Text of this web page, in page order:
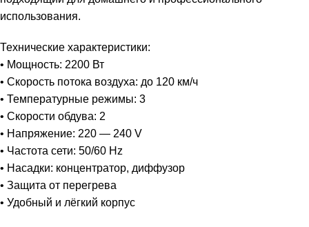
использования.
Технические характеристики:
• Мощность: 2200 Вт
• Скорость потока воздуха: до 120 км/ч
• Температурные режимы: 3
• Скорости обдува: 2
• Напряжение: 220 — 240 V
• Частота сети: 50/60 Hz
• Насадки: концентратор, диффузор
• Защита от перегрева
• Удобный и лёгкий корпус